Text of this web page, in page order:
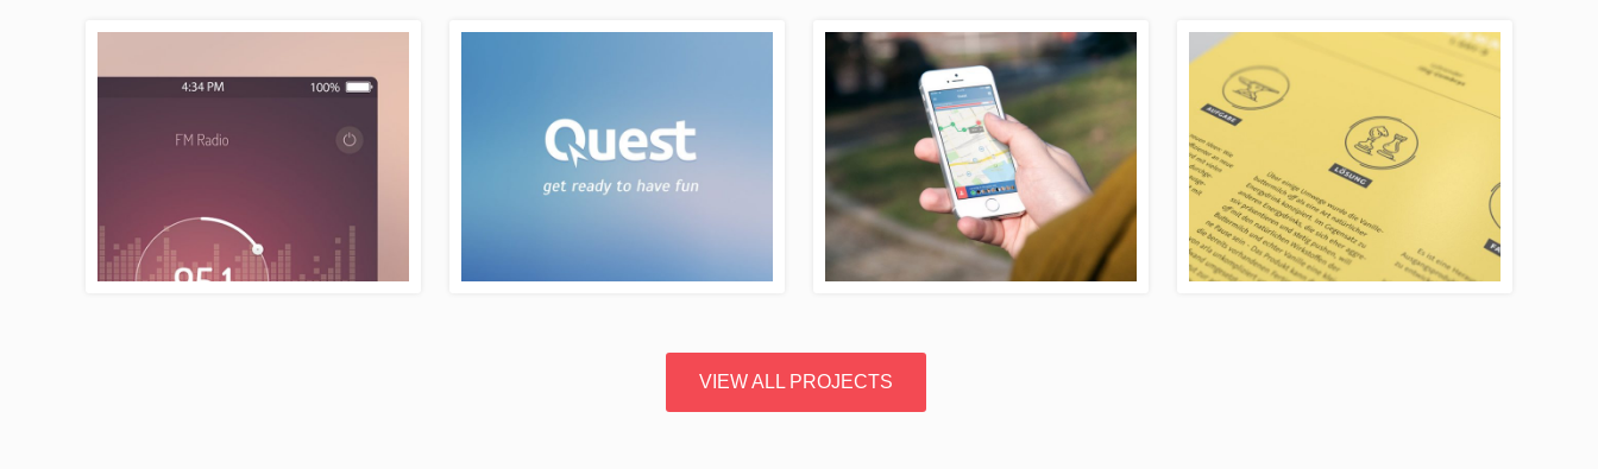
VIEW ALL PROJECTS